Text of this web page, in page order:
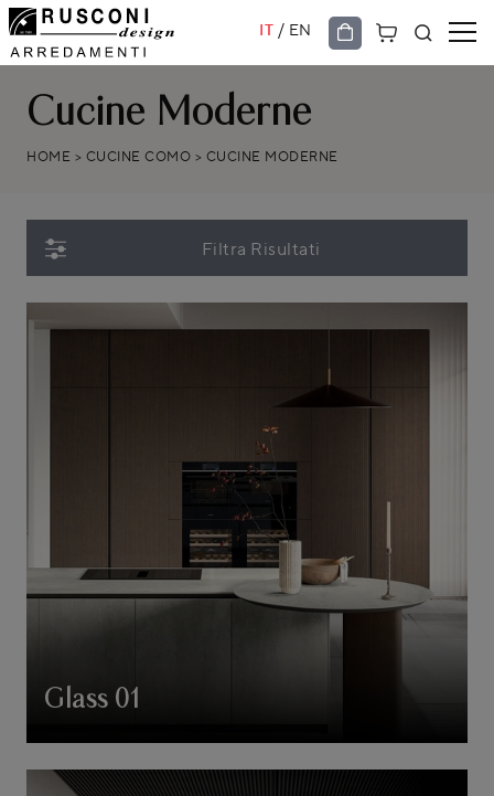
IT / EN
Cucine Moderne
HOME > CUCINE COMO > CUCINE MODERNE
Filtra Risultati
Glass 01